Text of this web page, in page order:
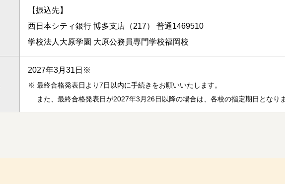
【振込先】
西日本シティ銀行 博多支店（217） 普通1469510
学校法人大原学園 大原公務員専門学校福岡校
2027年3月31日※
※ 最終合格発表日より7日以内に手続きをお願いいたします。
また、最終合格発表日が2027年3月26日以降の場合は、各校の指定期日となり